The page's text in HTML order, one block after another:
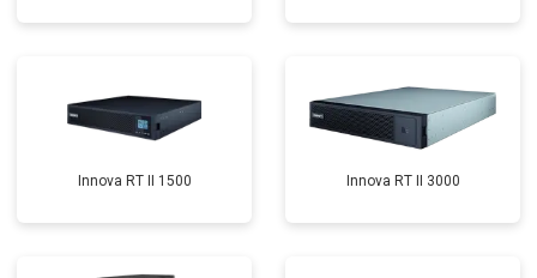
Innova RT II 1500 Innova RT II 3000